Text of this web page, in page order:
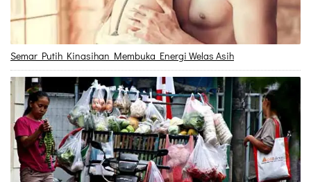
Semar Putih Kinasihan Membuka Energi Welas Asih